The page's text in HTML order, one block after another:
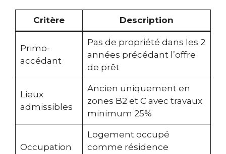
Critère Description
Primo-
accédant
Pas de propriété dans les 2
années précédant l’offre
de prêt
Lieux
admissibles
Ancien uniquement en
zones B2 et C avec travaux
minimum 25%
Occupation
Logement occupé
comme résidence